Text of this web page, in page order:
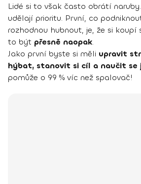
Lidé si to však často obrátí
udělají prioritu. První, co
rozhodnou hubnout, je, že si
to být přesně naopak.
Jako první byste si měli upravit
hýbat, stanovit si cíl a naučit se
pomůže o 99 % víc než spalovač!